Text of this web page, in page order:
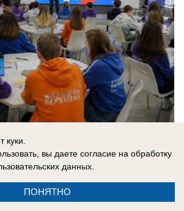
энергетика Анапы и
куки.
вы даете согласие на обработку
данных.
ПОНЯТНО